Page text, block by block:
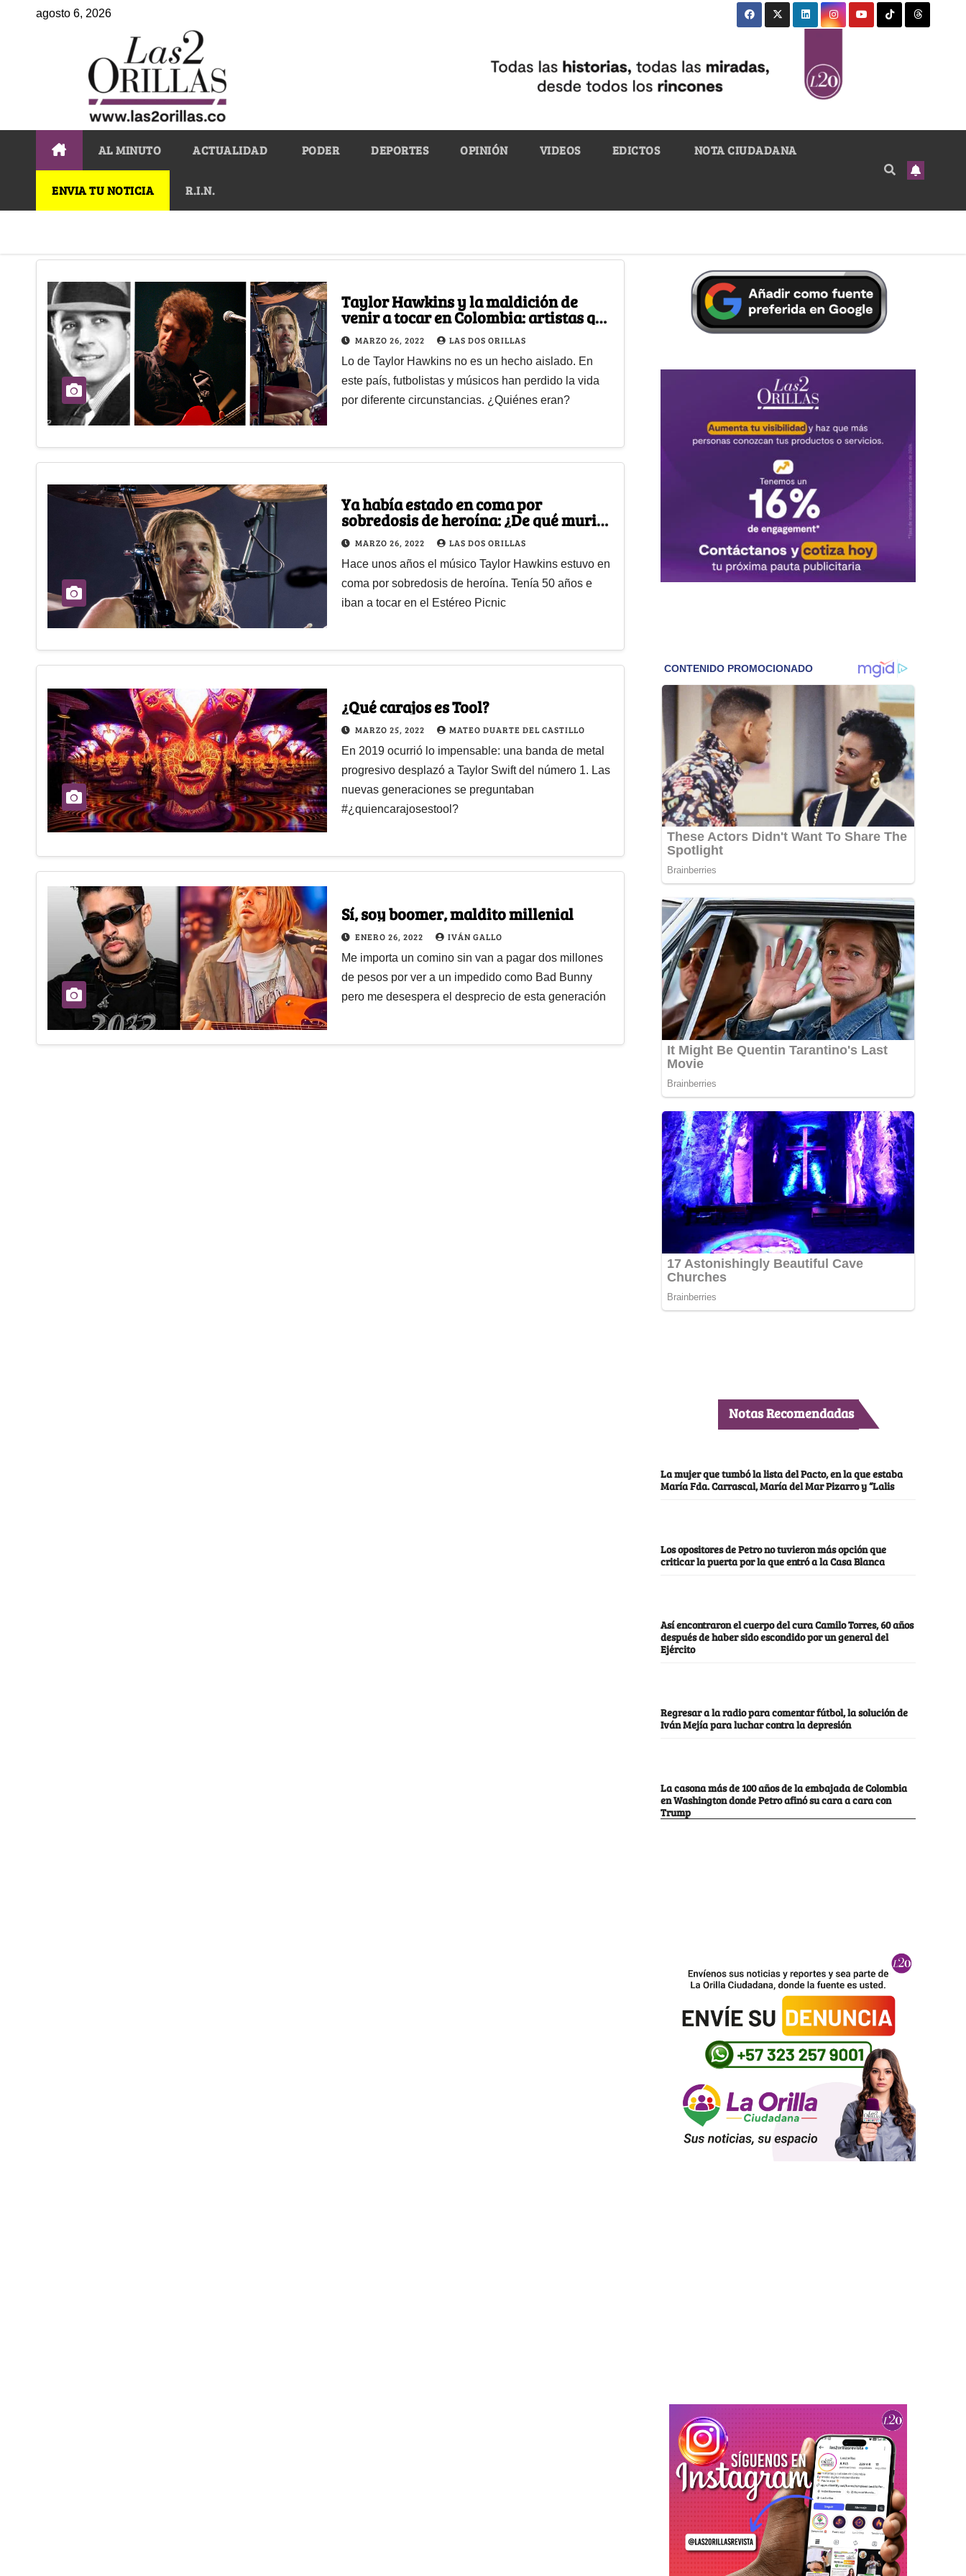
agosto 6, 2026
AL MINUTO ACTUALIDAD PODER DEPORTES OPINIÓN VIDEOS EDICTOS NOTA CIUDADANA
ENVIA TU NOTICIA R.I.N.
Taylor Hawkins y la maldición de
venir a tocar en Colombia: artistas que
tuvieron desenlace fatal
MARZO 26, 2022 LAS DOS ORILLAS
Lo de Taylor Hawkins no es un hecho aislado. En
este país, futbolistas y músicos han perdido la vida
por diferente circunstancias. ¿Quiénes eran?
Ya había estado en coma por
sobredosis de heroína: ¿De qué murió
el baterista de Foo Fighters?
MARZO 26, 2022 LAS DOS ORILLAS
Hace unos años el músico Taylor Hawkins estuvo en
coma por sobredosis de heroína. Tenía 50 años e
iban a tocar en el Estéreo Picnic
¿Qué carajos es Tool?
MARZO 25, 2022 MATEO DUARTE DEL CASTILLO
En 2019 ocurrió lo impensable: una banda de metal
progresivo desplazó a Taylor Swift del número 1. Las
nuevas generaciones se preguntaban
#¿quiencarajosestool?
Sí, soy boomer, maldito millenial
ENERO 26, 2022 IVÁN GALLO
Me importa un comino sin van a pagar dos millones
de pesos por ver a un impedido como Bad Bunny
pero me desespera el desprecio de esta generación
Notas Recomendadas
La mujer que tumbó la lista del Pacto, en la que estaba
María Fda. Carrascal, María del Mar Pizarro y “Lalis
Los opositores de Petro no tuvieron más opción que
criticar la puerta por la que entró a la Casa Blanca
Así encontraron el cuerpo del cura Camilo Torres, 60 años
después de haber sido escondido por un general del
Ejército
Regresar a la radio para comentar fútbol, la solución de
Iván Mejía para luchar contra la depresión
La casona más de 100 años de la embajada de Colombia
en Washington donde Petro afinó su cara a cara con
Trump